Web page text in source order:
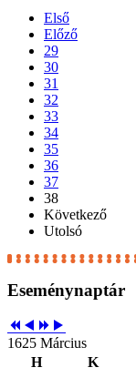
Első
Előző
29
30
31
32
33
34
35
36
37
38
Következő
Utolsó
Eseménynaptár
1625 Március
H
K